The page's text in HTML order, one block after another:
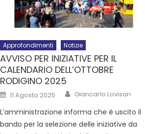
Approfondimenti Notizie
AVVISO PER INIZIATIVE PER IL
CALENDARIO DELL’OTTOBRE
RODIGINO 2025
11 Agosto 2025 Giancarlo Lovisari
L’amministrazione informa che è uscito il
bando per la selezione delle iniziative da